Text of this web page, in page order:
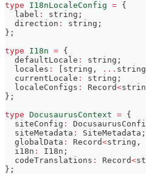
type
I18nLocaleConfig = {
  label
: string ;
  direction
: string ;
} ;
type
I18n = {
  defaultLocale
: string ;
  locales
: string , ... string
  currentLocale
: string ;
  localeConfigs
: Record<
} ;
type DocusaurusContext = {
  siteConfig
:
  siteMetadata
: SiteMetadata ;
  globalData
: Record<string ,
  i18n
: I18n ;
  codeTranslations
: Record<
} ;